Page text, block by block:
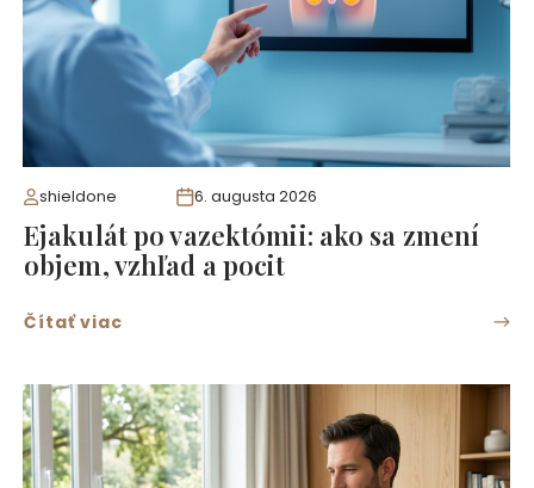
shieldone 6. augusta 2026
Ejakulát po vazektómii: ako sa zmení
objem, vzhľad a pocit
Čítať viac